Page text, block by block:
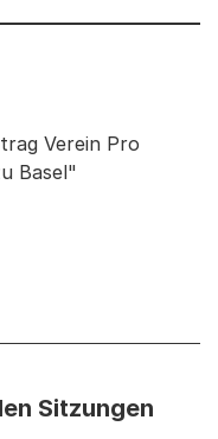
Geschäft
Verein Pro
Basel"
Sitzungen